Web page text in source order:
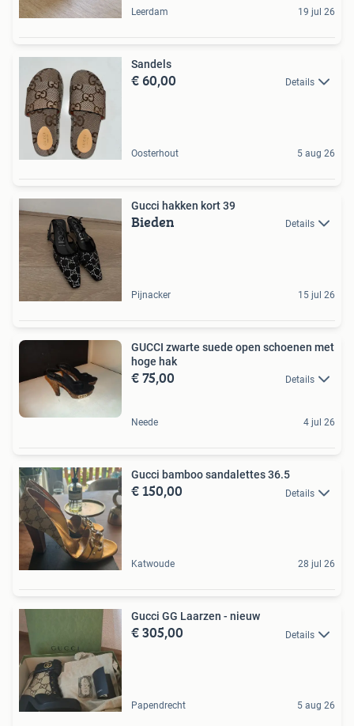
Leerdam 19 jul 26
Sandels
€ 60,00 Details
Oosterhout 5 aug 26
Gucci hakken kort 39
Bieden Details
Pijnacker 15 jul 26
GUCCI zwarte suede open schoenen met
hoge hak
€ 75,00 Details
Neede 4 jul 26
Gucci bamboo sandalettes 36.5
€ 150,00 Details
Katwoude 28 jul 26
Gucci GG Laarzen - nieuw
€ 305,00 Details
Papendrecht 5 aug 26